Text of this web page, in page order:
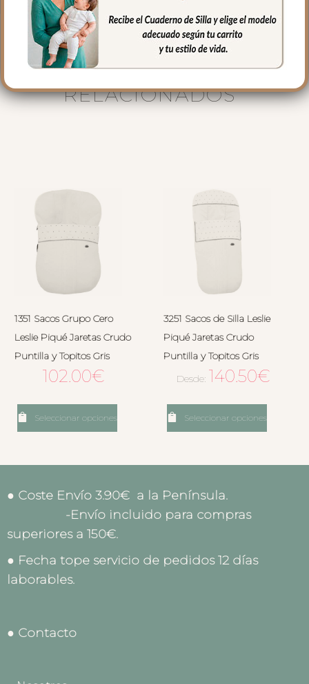
PRODUCTOS
RELACIONADOS
1351 Sacos Grupo Cero
Leslie Piqué Jaretas Crudo
Puntilla y Topitos Gris
102.00€
Seleccionar opciones
3251 Sacos de Silla Leslie
Piqué Jaretas Crudo
Puntilla y Topitos Gris
Desde: 140.50€
Seleccionar opciones
● Coste Envío 3.90€ a la Península.
-Envío incluido para compras
superiores a 150€.
● Fecha tope servicio de pedidos 12 días
laborables.
● Contacto